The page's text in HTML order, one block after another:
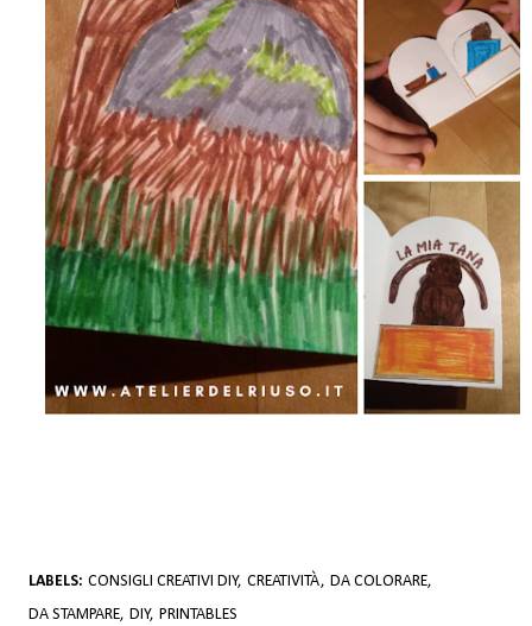
LABELS: CONSIGLI CREATIVI DIY CREATIVITÀ DA COLORARE
DA STAMPARE DIY PRINTABLES